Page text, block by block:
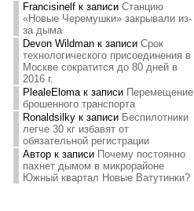
Francisinelfк записи Станцию
«Новые Черемушки» закрывали из-
за дыма
Devon Wildmanк записи Срок
технологического присоединения в
Москве сократится до 80 дней в
2016 г.
PlealeElomaк записи Перемещение
брошенного транспорта
Ronaldsilkyк записи Беспилотники
легче 30 кг избавят от
обязательной регистрации
Авторк записи Почему постоянно
пахнет дымом в микрорайоне
Южный квартал Новые Ватутинки?